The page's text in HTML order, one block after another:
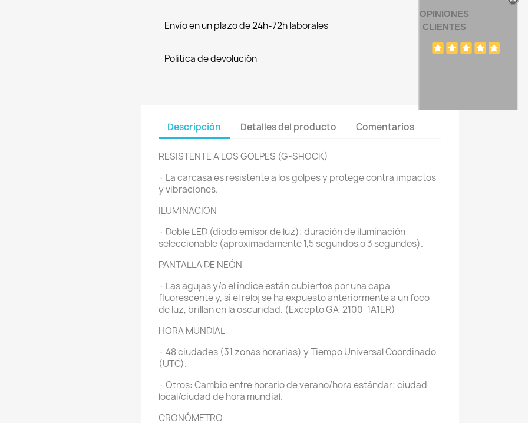
Envío en un plazo de 24h-72h laborales
Política de devolución
Descripción Detalles del producto Comentarios
RESISTENTE A LOS GOLPES (G-SHOCK)
· La carcasa es resistente a los golpes y protege contra impactos
y vibraciones.
ILUMINACION
· Doble LED (diodo emisor de luz); duración de iluminación
seleccionable (aproximadamente 1,5 segundos o 3 segundos).
PANTALLA DE NEÓN
· Las agujas y/o el índice están cubiertos por una capa
fluorescente y, si el reloj se ha expuesto anteriormente a un foco
de luz, brillan en la oscuridad. (Excepto GA-2100-1A1ER)
HORA MUNDIAL
· 48 ciudades (31 zonas horarias) y Tiempo Universal Coordinado
(UTC).
· Otros: Cambio entre horario de verano/hora estándar; ciudad
local/ciudad de hora mundial.
CRONÓMETRO
OPINIONES
CLIENTES